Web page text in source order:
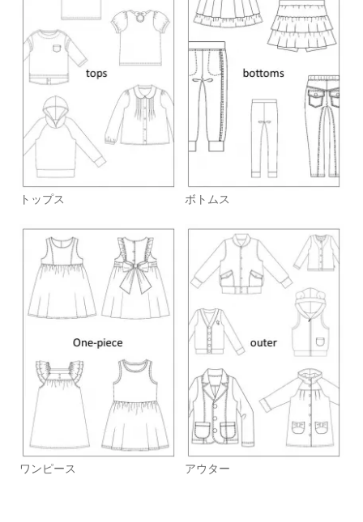
トップス ボトムス
ワンピース アウター